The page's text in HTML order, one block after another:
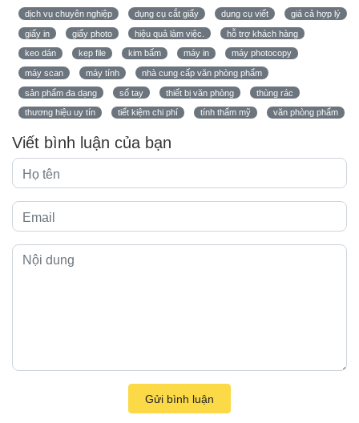
dịch vụ chuyên nghiệp dụng cụ cắt giấy dụng cụ viết giá cả hợp lý
giấy in giấy photo hiệu quả làm việc. hỗ trợ khách hàng
keo dán kẹp file kim bấm máy in máy photocopy
máy scan máy tính nhà cung cấp văn phòng phẩm
sản phẩm đa dạng sổ tay thiết bị văn phòng thùng rác
thương hiệu uy tín tiết kiệm chi phí tính thẩm mỹ văn phòng phẩm
Viết bình luận của bạn
Gửi bình luận